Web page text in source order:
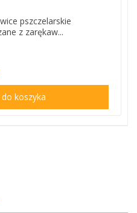
pszczelarskie
z zarękaw...
koszyka